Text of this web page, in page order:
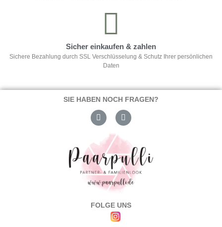
Sicher einkaufen & zahlen
Sichere Bezahlung durch SSL Verschlüsselung & Schutz Ihrer persönlichen
Daten
SIE HABEN NOCH FRAGEN?
FOLGE UNS